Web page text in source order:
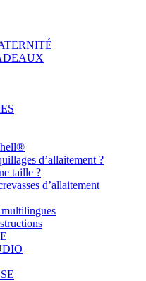
d’allaitement ?
taille ?
d’allaitement